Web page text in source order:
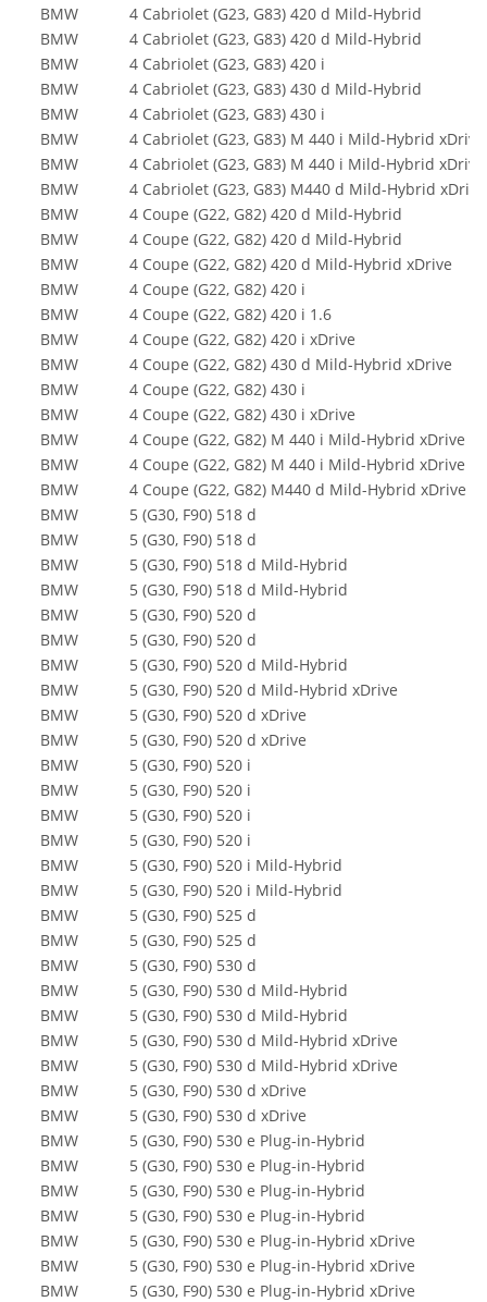
BMW
4 Cabriolet (G23, G83) 420 d Mild-Hybrid
BMW
4 Cabriolet (G23, G83) 420 d Mild-Hybrid
BMW
4 Cabriolet (G23, G83) 420 i
BMW
4 Cabriolet (G23, G83) 430 d Mild-Hybrid
BMW
4 Cabriolet (G23, G83) 430 i
BMW
4 Cabriolet (G23, G83) M 440 i Mild-Hybrid
BMW
4 Cabriolet (G23, G83) M 440 i Mild-Hybrid
BMW
4 Cabriolet (G23, G83) M440 d Mild-Hybrid
BMW
4 Coupe (G22, G82) 420 d Mild-Hybrid
BMW
4 Coupe (G22, G82) 420 d Mild-Hybrid
BMW
4 Coupe (G22, G82) 420 d Mild-Hybrid xDrive
BMW
4 Coupe (G22, G82) 420 i
BMW
4 Coupe (G22, G82) 420 i 1.6
BMW
4 Coupe (G22, G82) 420 i xDrive
BMW
4 Coupe (G22, G82) 430 d Mild-Hybrid xDrive
BMW
4 Coupe (G22, G82) 430 i
BMW
4 Coupe (G22, G82) 430 i xDrive
BMW
4 Coupe (G22, G82) M 440 i Mild-Hybrid xDrive
BMW
4 Coupe (G22, G82) M 440 i Mild-Hybrid xDrive
BMW
4 Coupe (G22, G82) M440 d Mild-Hybrid xDrive
BMW
5 (G30, F90) 518 d
BMW
5 (G30, F90) 518 d
BMW
5 (G30, F90) 518 d Mild-Hybrid
BMW
5 (G30, F90) 518 d Mild-Hybrid
BMW
5 (G30, F90) 520 d
BMW
5 (G30, F90) 520 d
BMW
5 (G30, F90) 520 d Mild-Hybrid
BMW
5 (G30, F90) 520 d Mild-Hybrid xDrive
BMW
5 (G30, F90) 520 d xDrive
BMW
5 (G30, F90) 520 d xDrive
BMW
5 (G30, F90) 520 i
BMW
5 (G30, F90) 520 i
BMW
5 (G30, F90) 520 i
BMW
5 (G30, F90) 520 i
BMW
5 (G30, F90) 520 i Mild-Hybrid
BMW
5 (G30, F90) 520 i Mild-Hybrid
BMW
5 (G30, F90) 525 d
BMW
5 (G30, F90) 525 d
BMW
5 (G30, F90) 530 d
BMW
5 (G30, F90) 530 d Mild-Hybrid
BMW
5 (G30, F90) 530 d Mild-Hybrid
BMW
5 (G30, F90) 530 d Mild-Hybrid xDrive
BMW
5 (G30, F90) 530 d Mild-Hybrid xDrive
BMW
5 (G30, F90) 530 d xDrive
BMW
5 (G30, F90) 530 d xDrive
BMW
5 (G30, F90) 530 e Plug-in-Hybrid
BMW
5 (G30, F90) 530 e Plug-in-Hybrid
BMW
5 (G30, F90) 530 e Plug-in-Hybrid
BMW
5 (G30, F90) 530 e Plug-in-Hybrid
BMW
5 (G30, F90) 530 e Plug-in-Hybrid xDrive
BMW
5 (G30, F90) 530 e Plug-in-Hybrid xDrive
BMW
5 (G30, F90) 530 e Plug-in-Hybrid xDrive